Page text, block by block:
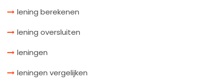
lening berekenen
lening oversluiten
leningen
leningen vergelijken